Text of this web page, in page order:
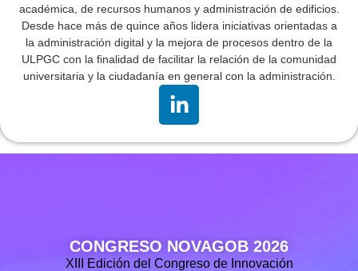
académica, de recursos humanos y administración de edificios.
Desde hace más de quince años lidera iniciativas orientadas a
la administración digital y la mejora de procesos dentro de la
ULPGC con la finalidad de facilitar la relación de la comunidad
universitaria y la ciudadanía en general con la administración.
CONGRESO NOVAGOB 2026
XIII Edición del Congreso de Innovación